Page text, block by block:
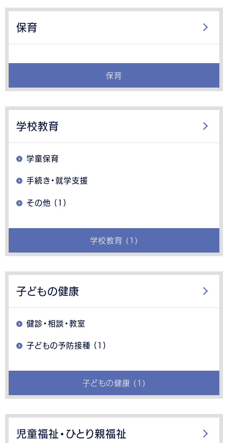
保育
保育
学校教育
学童保育
手続き・就学支援
その他 (1)
学校教育 (1)
子どもの健康
健診・相談・教室
子どもの予防接種 (1)
子どもの健康 (1)
児童福祉・ひとり親福祉